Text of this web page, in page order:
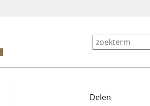
Delen